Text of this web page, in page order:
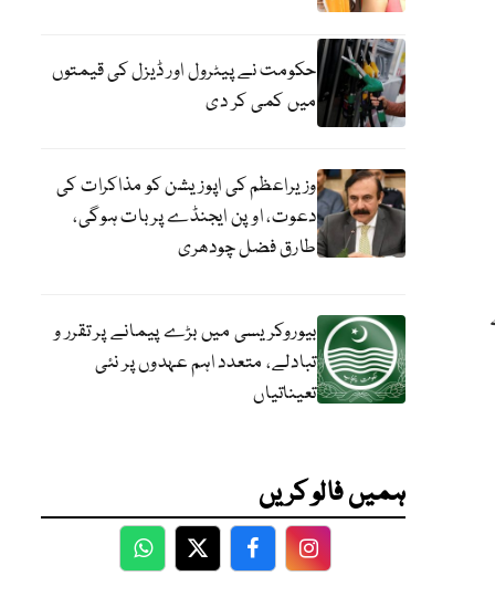
حکومت نے پیٹرول اور ڈیزل کی قیمتوں
میں کمی کر دی
وزیراعظم کی اپوزیشن کو مذاکرات کی
دعوت، اوپن ایجنڈے پر بات ہوگی،
طارق فضل چودھری
بیوروکریسی میں بڑے پیمانے پر تقرر و
تبادلے، متعدد اہم عہدوں پر نئی
تعیناتیاں
ہمیں فالو کریں
WhatsApp
TwitterFacebookFacebook